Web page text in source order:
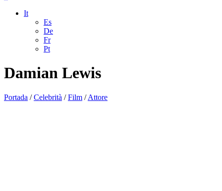
It
Es
De
Fr
Pt
Damian Lewis
Portada /Celebrità /Film /Attore